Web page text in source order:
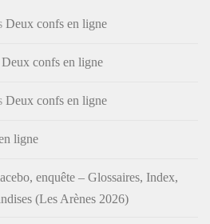
Deux confs en ligne
Deux confs en ligne
Deux confs en ligne
ligne
enquête – Glossaires, Index,
(Les Arènes 2026)